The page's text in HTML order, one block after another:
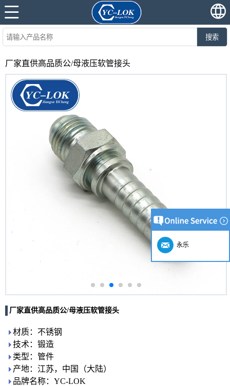
搜索
厂家直供高品质公/母液压软管接头
厂家直供高品质公/母液压软管接头
材质：不锈钢
技术：锻造
类型：管件
产地：江苏，中国（大陆）
品牌名称：YC-LOK
永乐